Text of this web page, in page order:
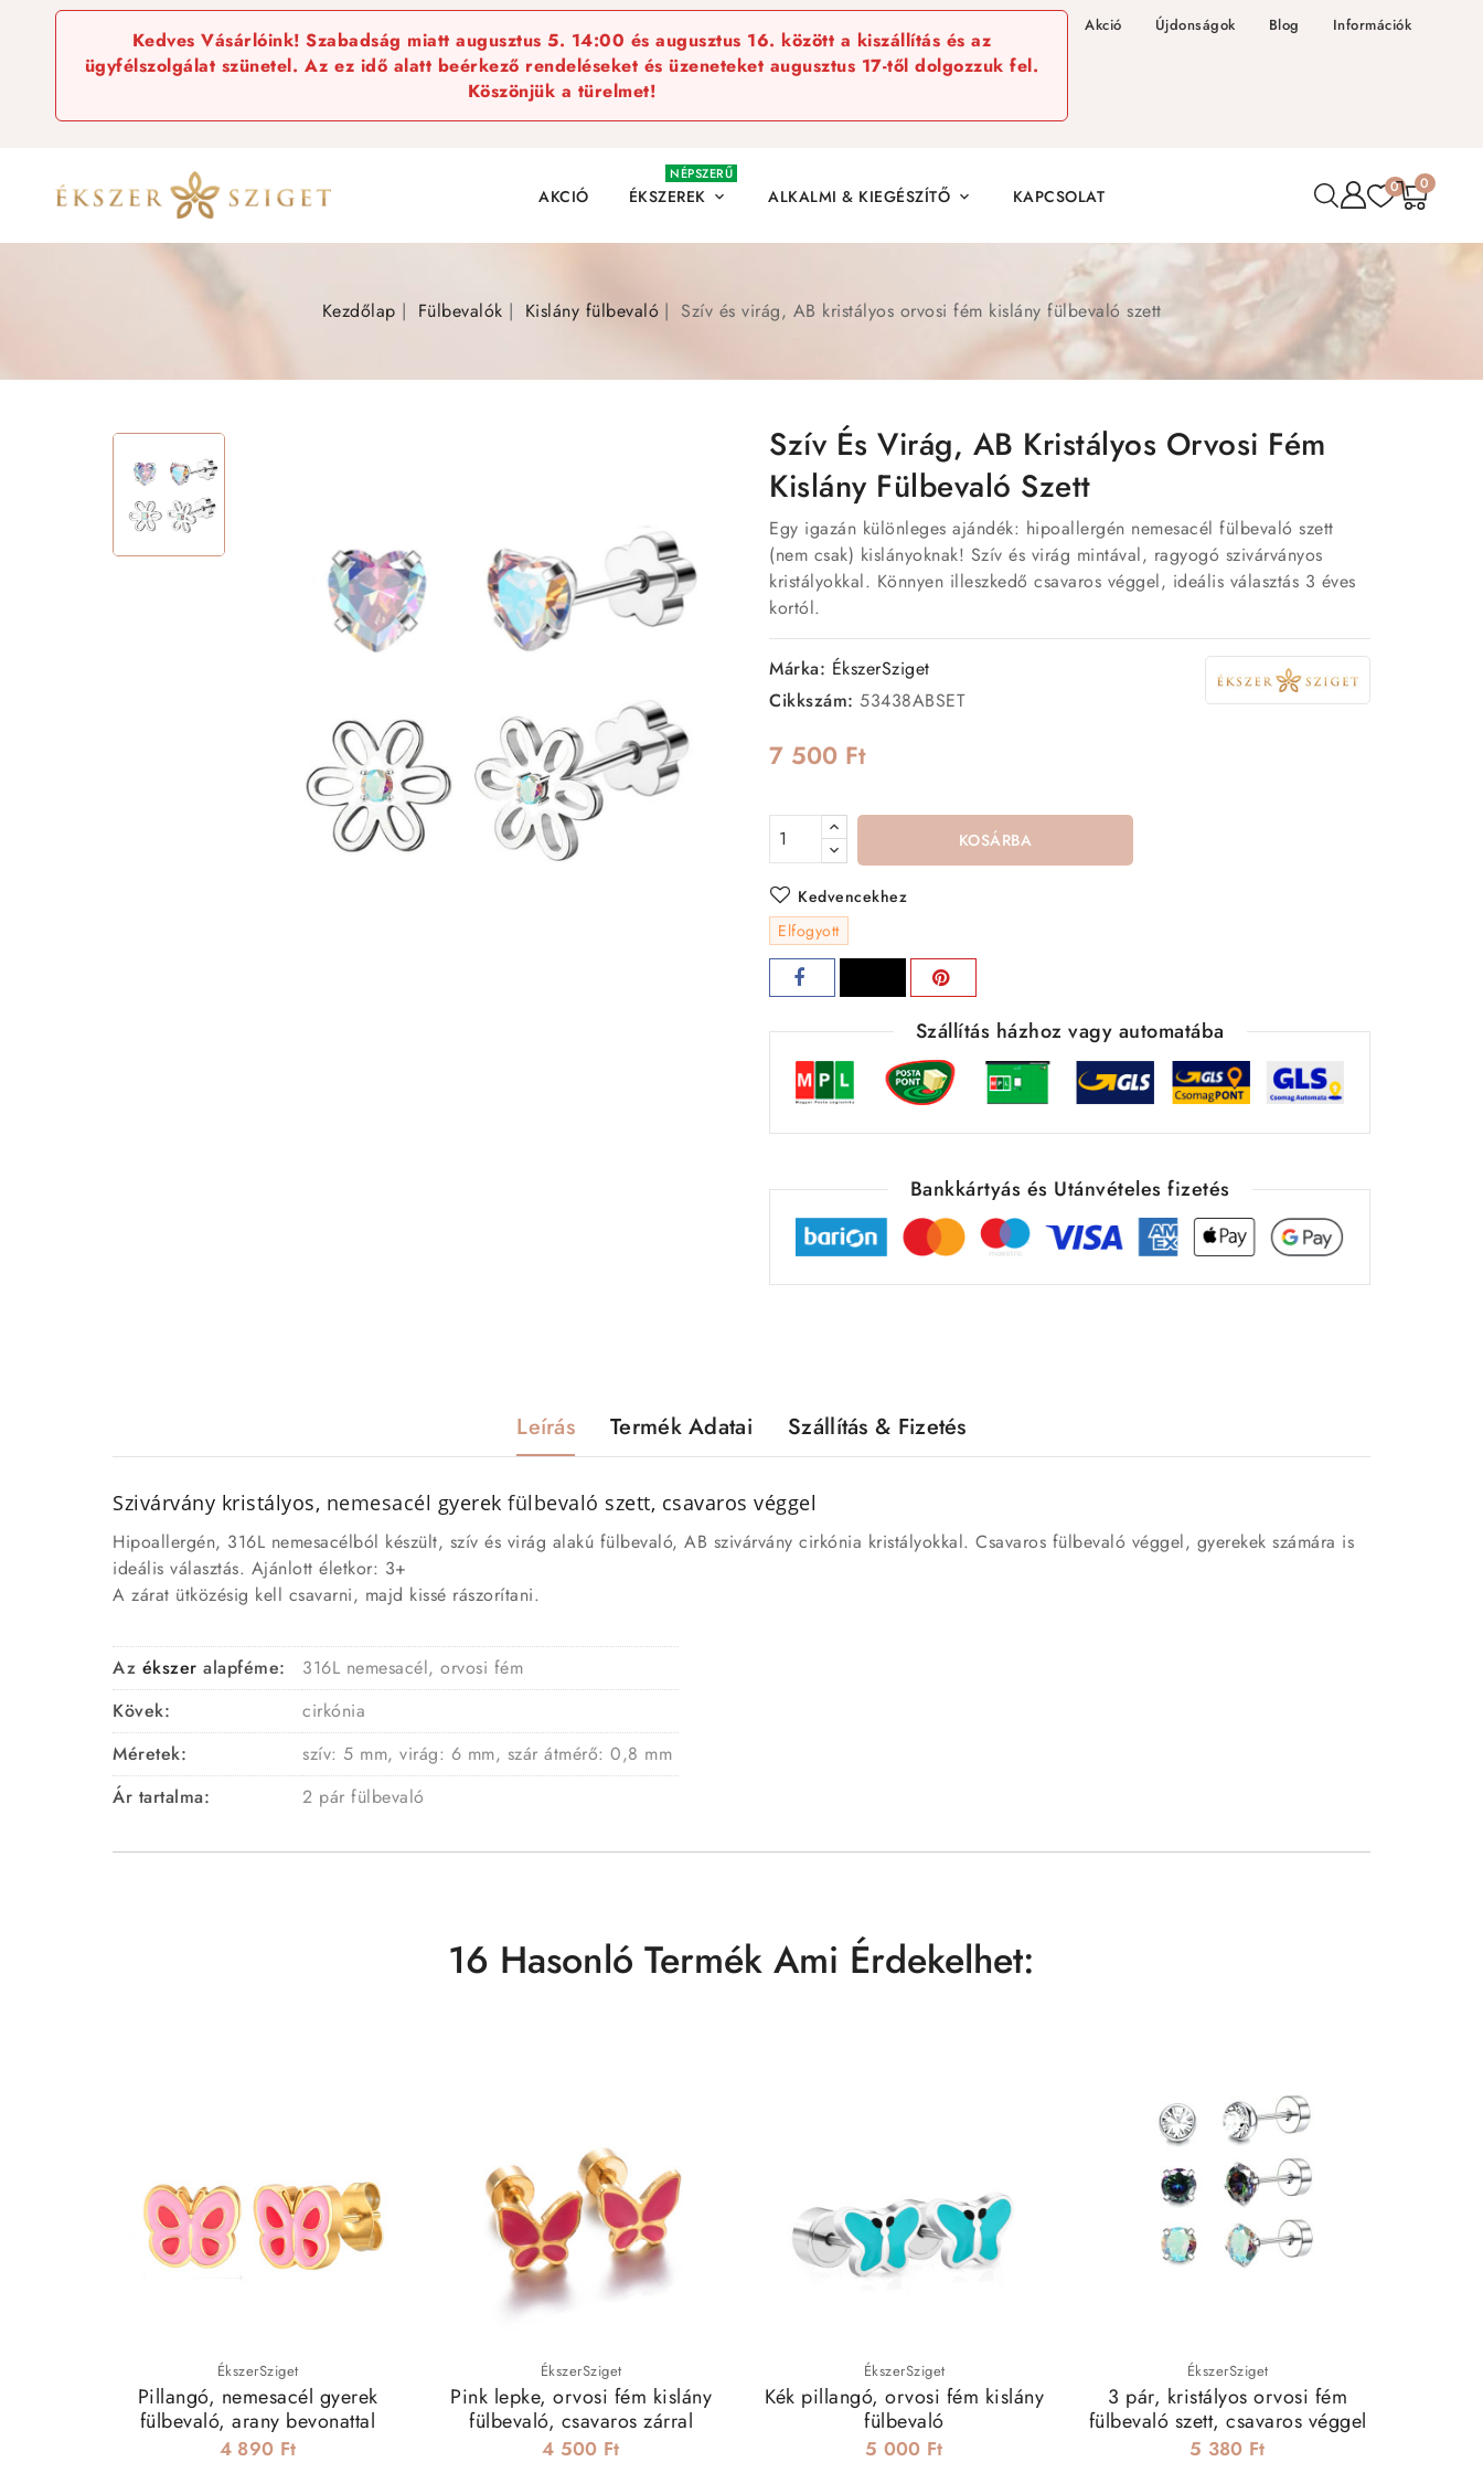
Kedves Vásárlóink! Szabadság miatt augusztus 5. 14:00 és augusztus 16. között a kiszállítás és az
ügyfélszolgálat szünetel. Az ez idő alatt beérkező rendeléseket és üzeneteket augusztus 17-től dolgozzuk fel.
Köszönjük a türelmet!
Akció Újdonságok Blog Információk
AKCIÓ ÉKSZEREK 
NÉPSZERŰ
ALKALMI & KIEGÉSZÍTŐ  KAPCSOLAT 0 0
Kezdőlap Fülbevalók Kislány fülbevaló Szív és virág, AB kristályos orvosi fém kislány fülbevaló szett
Szív És Virág, AB Kristályos Orvosi Fém
Kislány Fülbevaló Szett
Egy igazán különleges ajándék: hipoallergén nemesacél fülbevaló szett
(nem csak) kislányoknak! Szív és virág mintával, ragyogó szivárványos
kristályokkal. Könnyen illeszkedő csavaros véggel, ideális választás 3 éves
kortól.
Márka: ÉkszerSziget
Cikkszám: 53438ABSET
7 500 Ft
KOSÁRBA
Kedvencekhez
Elfogyott
Szállítás házhoz vagy automatába
Bankkártyás és Utánvételes fizetés
Leírás Termék Adatai Szállítás & Fizetés
Szivárvány kristályos, nemesacél gyerek fülbevaló szett, csavaros véggel
Hipoallergén, 316L nemesacélból készült, szív és virág alakú fülbevaló, AB szivárvány cirkónia kristályokkal. Csavaros fülbevaló véggel, gyerekek számára is
ideális választás. Ajánlott életkor: 3+
A zárat ütközésig kell csavarni, majd kissé rászorítani.
Az ékszer alapféme:
316L nemesacél, orvosi fém
Kövek:
cirkónia
Méretek:
szív: 5 mm, virág: 6 mm, szár átmérő: 0,8 mm
Ár tartalma:
2 pár fülbevaló
16 Hasonló Termék Ami Érdekelhet:
ÉkszerSziget
Pillangó, nemesacél gyerek
fülbevaló, arany bevonattal
4 890 Ft
ÉkszerSziget
Pink lepke, orvosi fém kislány
fülbevaló, csavaros zárral
4 500 Ft
ÉkszerSziget
Kék pillangó, orvosi fém kislány
fülbevaló
5 000 Ft
ÉkszerSziget
3 pár, kristályos orvosi fém
fülbevaló szett, csavaros véggel
5 380 Ft